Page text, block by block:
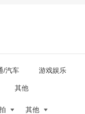
/汽车 游戏娱乐
其他
其他